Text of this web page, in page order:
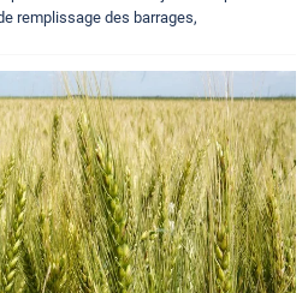
remplissage des barrages,